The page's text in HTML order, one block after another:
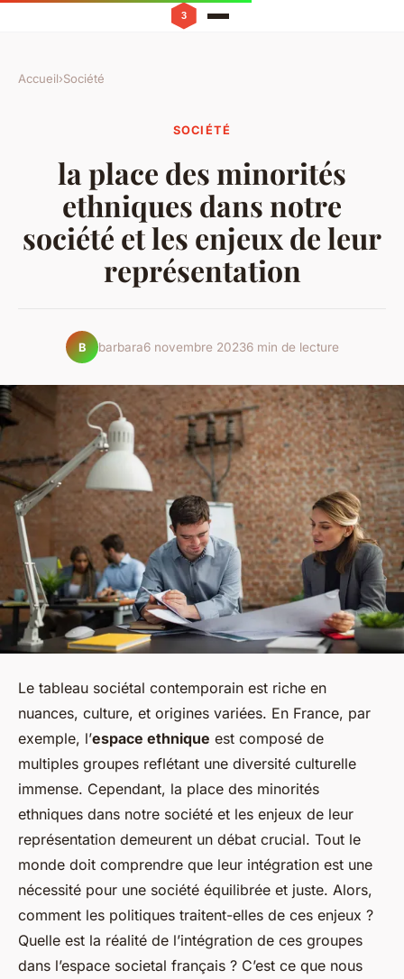
Accueil›Société
SOCIÉTÉ
la place des minorités
ethniques dans notre
société et les enjeux de leur
représentation
B barbara6 novembre 20236 min de lecture
Le tableau sociétal contemporain est riche en
nuances, culture, et origines variées. En France, par
exemple, l’espace ethnique est composé de
multiples groupes reflétant une diversité culturelle
immense. Cependant, la place des minorités
ethniques dans notre société et les enjeux de leur
représentation demeurent un débat crucial. Tout le
monde doit comprendre que leur intégration est une
nécessité pour une société équilibrée et juste. Alors,
comment les politiques traitent-elles de ces enjeux ?
Quelle est la réalité de l’intégration de ces groupes
dans l’espace societal français ? C’est ce que nous